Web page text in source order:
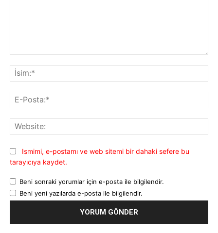
Ismimi, e-postamı ve web sitemi bir dahaki sefere bu
tarayıcıya kaydet.
Beni sonraki yorumlar için e-posta ile bilgilendir.
Beni yeni yazılarda e-posta ile bilgilendir.